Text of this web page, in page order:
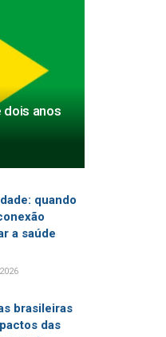
dois anos
quando
a saúde
brasileiras
das